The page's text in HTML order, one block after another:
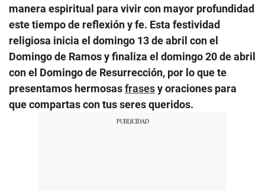
manera espiritual para vivir con mayor profundidad
este tiempo de reflexión y fe. Esta festividad
religiosa inicia el domingo 13 de abril con el
Domingo de Ramos y finaliza el domingo 20 de abril
con el Domingo de Resurrección, por lo que te
presentamos hermosasfrasesy oraciones para
que compartas con tus seres queridos.